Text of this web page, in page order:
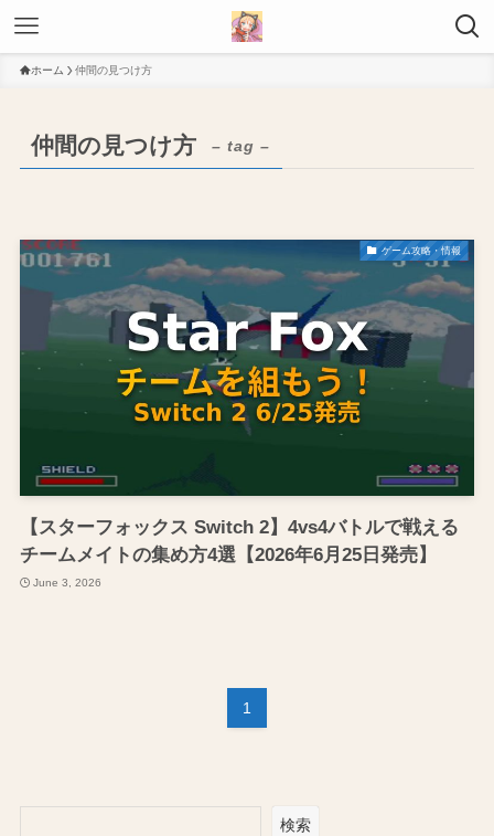
ホーム 仲間の見つけ方
仲間の見つけ方 – tag –
ゲーム攻略・情報
【スターフォックス Switch 2】4vs4バトルで戦える
チームメイトの集め方4選【2026年6月25日発売】
June 3, 2026
1
検索